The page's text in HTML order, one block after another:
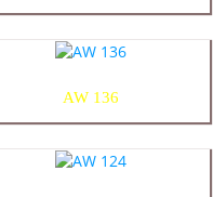
AW 136